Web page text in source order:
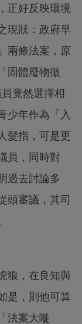
正好反映環境
現狀：政府早
兩條法案，原
固體廢物徵
竟然選擇相
少年作為「入
髮指，可是更
員，同時對
過去討論多
頭審議，其司
狼，在良知與
是，則他可算
法案大嘥